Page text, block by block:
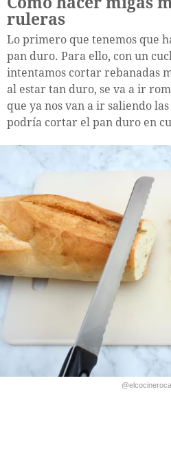
ruleras
Lo primero que tenemos que
pan duro. Para ello, con un
intentamos cortar rebanadas
al estar tan duro, se va a ir
que ya nos van a ir saliendo
podría cortar el pan duro en